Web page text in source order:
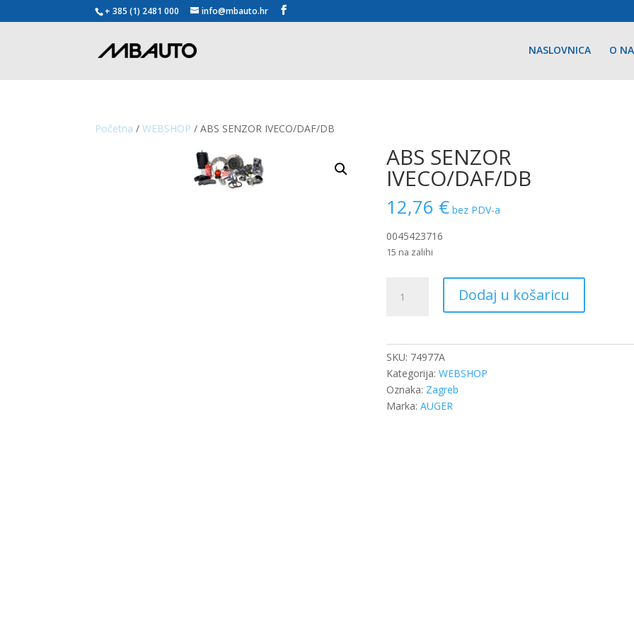
+ 385 (1) 2481 000 info@mbauto.hr
NASLOVNICA O
Početna /WEBSHOP / ABS SENZOR IVECO/DAF/DB
ABS SENZOR
IVECO/DAF/DB
12,76 € bez PDV-a
0045423716
15 na zalihi
SENZOR
IVECO/DAF/DB
Dodaj u košaricu
SKU: 74977A
Kategorija:WEBSHOP
Oznaka: Zagreb
Marka:AUGER